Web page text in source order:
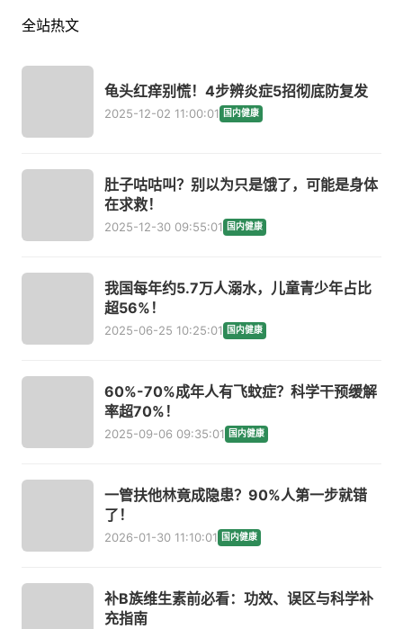
全站热文
龟头红痒别慌！4步辨炎症5招彻底防复发
2025-12-02 11:00:01 国内健康
肚子咕咕叫？别以为只是饿了，可能是身体
在求救！
2025-12-30 09:55:01 国内健康
我国每年约5.7万人溺水，儿童青少年占比
超56%！
2025-06-25 10:25:01 国内健康
60%-70%成年人有飞蚊症？科学干预缓解
率超70%！
2025-09-06 09:35:01 国内健康
一管扶他林竟成隐患？90%人第一步就错
了！
2026-01-30 11:10:01 国内健康
补B族维生素前必看：功效、误区与科学补
充指南